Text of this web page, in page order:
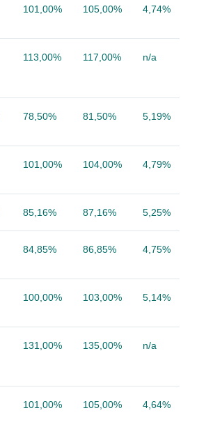
101,00% 105,00% 4,74%
113,00% 117,00% n/a
78,50% 81,50% 5,19%
101,00% 104,00% 4,79%
85,16% 87,16% 5,25%
84,85% 86,85% 4,75%
100,00% 103,00% 5,14%
131,00% 135,00% n/a
101,00% 105,00% 4,64%